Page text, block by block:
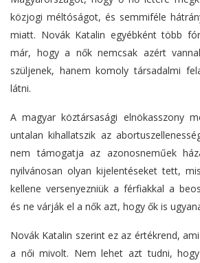
közjogi méltóságot, és semmiféle
miatt. Novák Katalin egyébként több
már, hogy a nők nemcsak azért
szüljenek, hanem komoly társadalmi
látni.
A magyar köztársasági elnökasszony
untalan kihallatszik az
nem támogatja az azonosneműek
nyilvánosan olyan kijelentéseket tett,
kellene versenyezniük a férfiakkal a
és ne várják el a nők azt, hogy ők is
Novák Katalin szerint ez az értékrend,
a női mivolt. Nem lehet azt tudni,